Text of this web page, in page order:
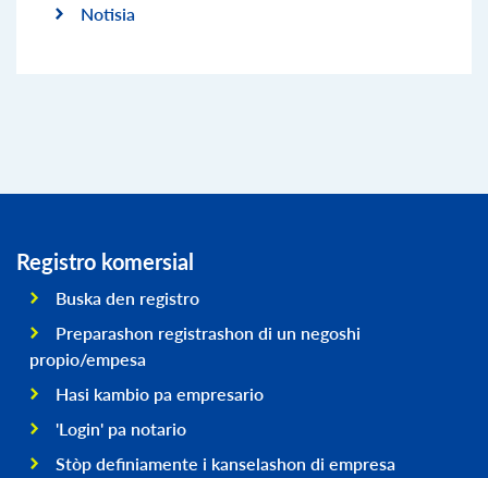
Notisia
Registro komersial
Buska den registro
Preparashon registrashon di un negoshi
propio/empesa
Hasi kambio pa empresario
'Login' pa notario
Stòp definiamente i kanselashon di empresa